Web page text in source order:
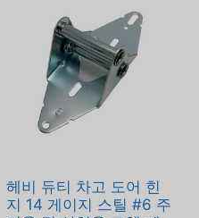
헤비 듀티 차고 도어 힌
지 14 게이지 스틸 #6 주